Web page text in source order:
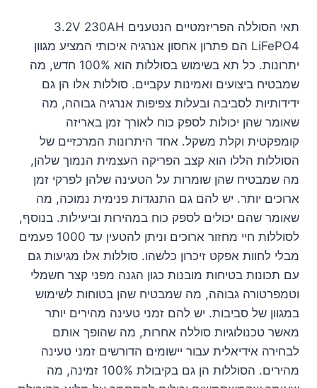
תאי הסוללה הפריזמטיים הנטענים 3.2V 230AH
LiFePO4 הם פתרון אחסון אנרגיה איכותי המציע מגוון
יתרונות. כל תא בשימוש בסוללות הוא 100% חדש, מה
שמבטיח ביצועים ואמינות עקביים. סוללות אלו הן גם
ידידותיות לסביבה ובעלות צפיפות אנרגיה גבוהה, מה
שאומר שהן יכולות לספק כוח לאורך זמן באריזה
קומפקטית וקלת משקל. אחד היתרונות המרכזיים של
הסוללות הללו הוא קצב הפריקה העצמית הנמוך שלהן,
מה שמבטיח שהן שומרות על הטעינה שלהן לפרקי זמן
ארוכים יותר. יש להם גם התנגדות פנימית נמוכה, מה
שאומר שהם יכולים לספק כוח במהירות וביעילות. בנוסף,
לסוללות חיי מחזור ארוכים וניתן להטעין עד 1000 פעמים
מבלי לחוות אפקט זיכרון כלשהו. סוללות אלו מגיעות גם
עם תכונות בטיחות מובנות כגון הגנה מפני קצר חשמלי
וטמפרטורה גבוהה, מה שמבטיח שהן בטוחות לשימוש
במגוון של סביבות. יש להם זמני טעינה מהירים יותר
מאשר טכנולוגיות סוללה אחרות, מה שהופך אותם
לבחירה אידיאלית עבור יישומים הדורשים זמני טעינה
מהירים. הסוללות הן גם בקיבולת 100% זמינה, מה